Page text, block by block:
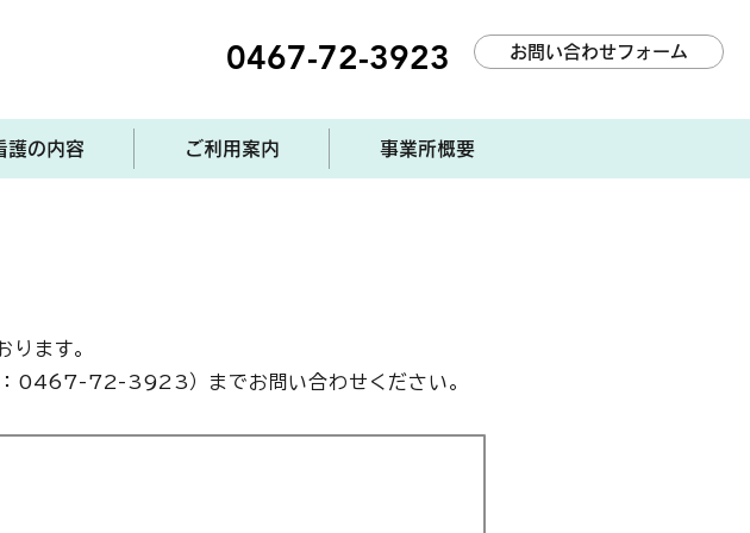
0467-72-3923 お問い合わせフォーム
護の内容 ご利用案内 事業所概要
ります。
：0467-72-3923）までお問い合わせください。